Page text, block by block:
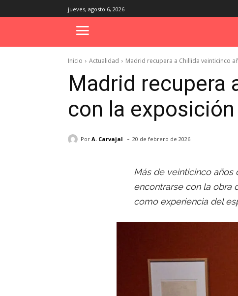
jueves, agosto 6, 2026
Inicio Actualidad Madrid recupera a Chillida veinticinco
Madrid recupera
con la exposición
Por A. Carvajal - 20 de febrero de 2026
Más de veinticinco
encontrarse con la obra
como experiencia del